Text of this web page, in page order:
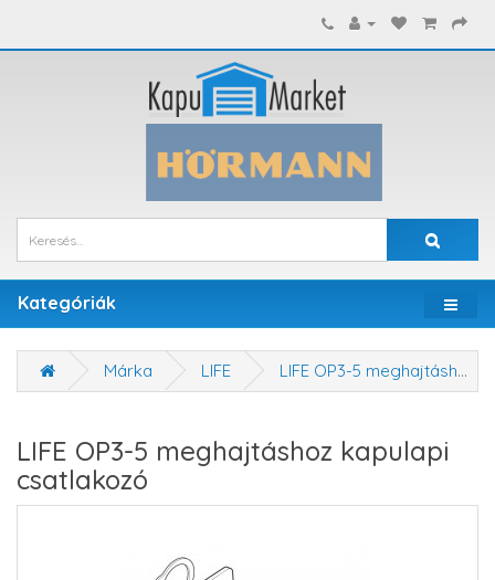
Kategóriák
Márka LIFE LIFE OP3-5 meghajtáshoz kapulapi csatlakozó
LIFE OP3-5 meghajtáshoz kapulapi
csatlakozó